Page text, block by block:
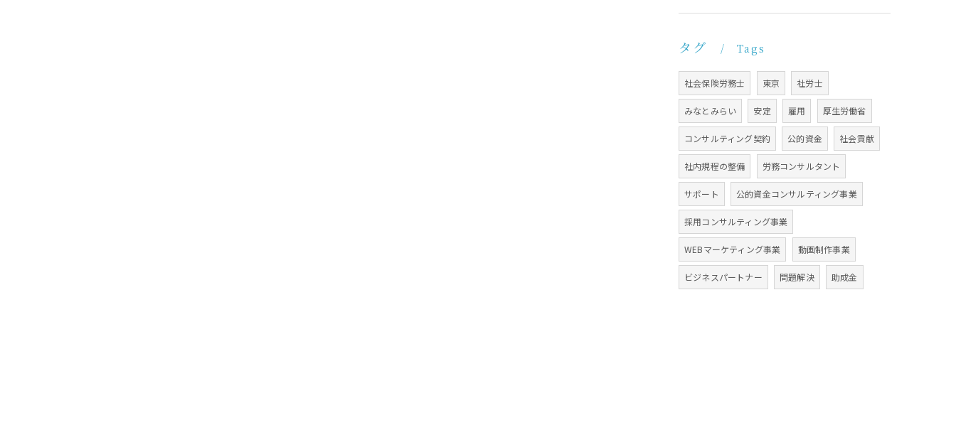
タグ Tags
社会保険労務士 東京 社労士
みなとみらい 安定 雇用 厚生労働省
コンサルティング契約 公的資金 社会貢献
社内規程の整備 労務コンサルタント
サポート 公的資金コンサルティング事業
採用コンサルティング事業
WEBマーケティング事業 動画制作事業
ビジネスパートナー 問題解決 助成金